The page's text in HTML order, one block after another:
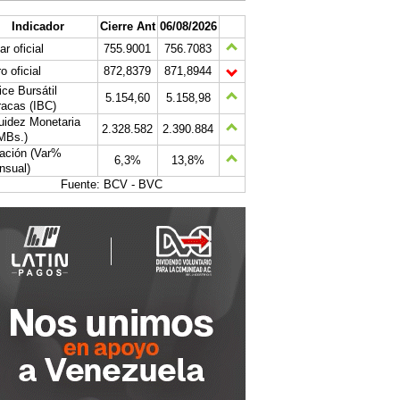
Indicador Cierre Ant 06/08/2026
oficial
755.9001
756.7083
oficial
872,8379
871,8944
Bursátil
(IBC)
5.154,60
5.158,98
Monetaria
2.328.582
2.390.884
(Var%
6,3%
13,8%
Fuente: BCV - BVC